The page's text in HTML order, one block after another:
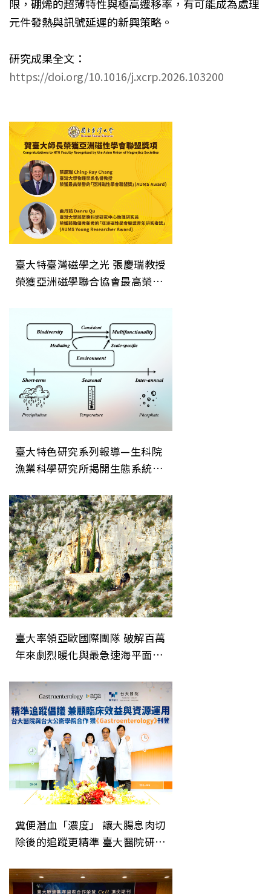
限，硼烯的超薄特性與極高遷移率，有可能成為處理
元件發熱與訊號延遲的新興策略。
研究成果全文：
https://doi.org/10.1016/j.xcrp.2026.103200
臺大特臺灣磁學之光 張慶瑞教授
榮獲亞洲磁學聯合協會最高榮譽
生態系統穩定性的關鍵機制
臺大特色研究系列報導—生科院
漁業科學研究所揭開生態系統穩
臺大率領亞歐國際團隊 破解百萬
年來劇烈暖化與最急速海平面上
糞便潛血「濃度」 讓大腸息肉切
除後的追蹤更精準 臺大醫院研究
《Gastroenterology》